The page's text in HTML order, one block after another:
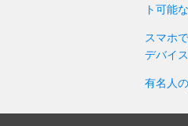
ト可能
スマホ
デバイ
有名人